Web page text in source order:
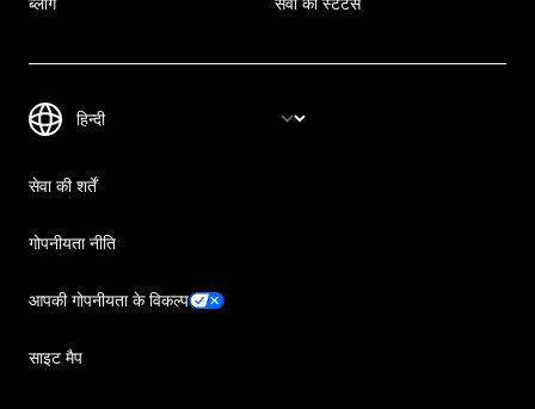
सेवा की शर्तें
गोपनीयता नीति
आपकी गोपनीयता के विकल्प
साइट मैप